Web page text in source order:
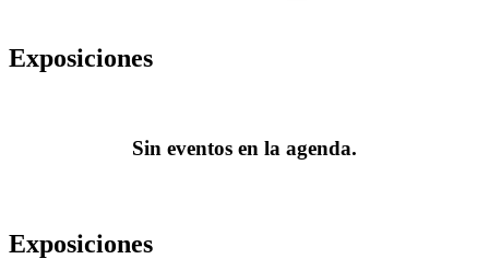
Exposiciones
Sin eventos en la agenda.
Exposiciones